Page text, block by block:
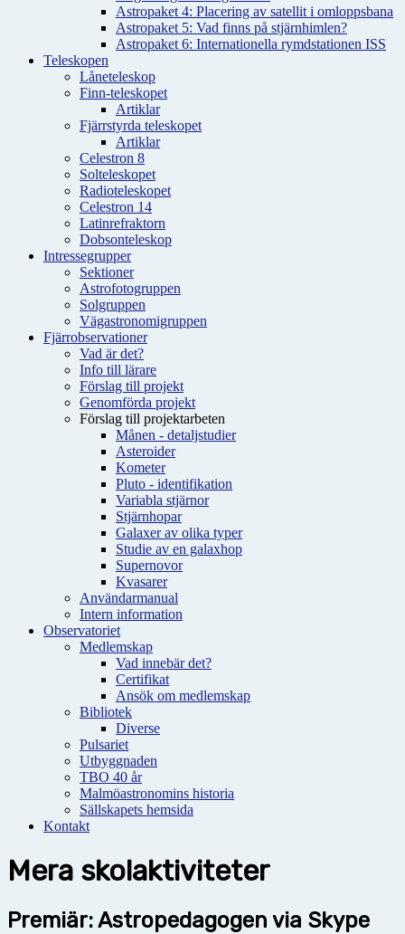
Astropaket 4: Placering av satellit i omloppsbana
Astropaket 5: Vad finns på stjärnhimlen?
Astropaket 6: Internationella rymdstationen ISS
Teleskopen
Låneteleskop
Finn-teleskopet
Artiklar
Fjärrstyrda teleskopet
Artiklar
Celestron 8
Solteleskopet
Radioteleskopet
Celestron 14
Latinrefraktorn
Dobsonteleskop
Intressegrupper
Sektioner
Astrofotogruppen
Solgruppen
Vägastronomigruppen
Fjärrobservationer
Vad är det?
Info till lärare
Förslag till projekt
Genomförda projekt
Förslag till projektarbeten
Månen - detaljstudier
Asteroider
Kometer
Pluto - identifikation
Variabla stjärnor
Stjärnhopar
Galaxer av olika typer
Studie av en galaxhop
Supernovor
Kvasarer
Användarmanual
Intern information
Observatoriet
Medlemskap
Vad innebär det?
Certifikat
Ansök om medlemskap
Bibliotek
Diverse
Pulsariet
Utbyggnaden
TBO 40 år
Malmöastronomins historia
Sällskapets hemsida
Kontakt
Mera skolaktiviteter
Premiär: Astropedagogen via Skype